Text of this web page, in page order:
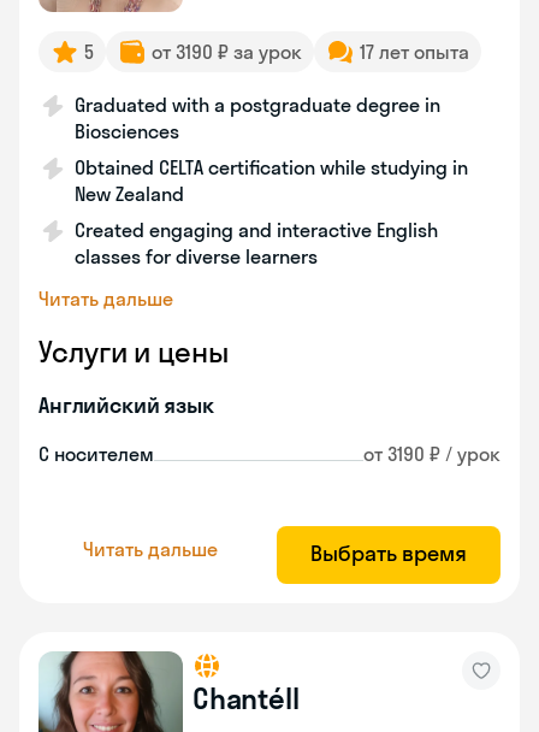
5 от 3190 ₽ за урок 17 лет опыта
Graduated with a postgraduate degree in
Biosciences
Obtained CELTA certification while studying in
New Zealand
Created engaging and interactive English
classes for diverse learners
Читать дальше
Услуги и цены
Английский язык
С носителем от 3190 ₽ / урок
Читать дальше Выбрать время
Chantéll